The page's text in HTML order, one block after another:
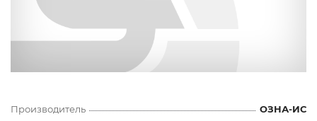
Производитель
ОЗНА-ИС